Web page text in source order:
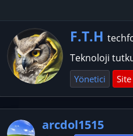
Y
z
a
r
F.T.H
Teknoloji
Yönetici
arcdol1515